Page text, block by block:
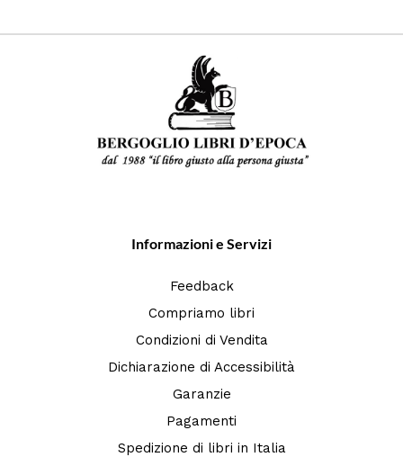
Informazioni e Servizi
Feedback
Compriamo libri
Condizioni di Vendita
Dichiarazione di Accessibilità
Garanzie
Pagamenti
Spedizione di libri in Italia